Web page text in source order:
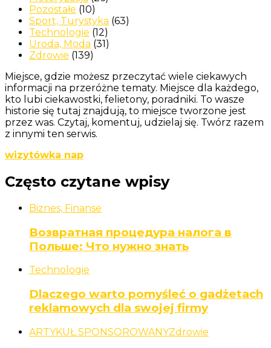
Pozostałe (10)
Sport, Turystyka (63)
Technologie (12)
Uroda, Moda (31)
Zdrowie (139)
Miejsce, gdzie możesz przeczytać wiele ciekawych
informacji na przeróżne tematy. Miejsce dla każdego,
kto lubi ciekawostki, felietony, poradniki. To wasze
historie się tutaj znajdują, to miejsce tworzone jest
przez was. Czytaj, komentuj, udzielaj się. Twórz razem
z innymi ten serwis.
wizytówka nap
Często czytane wpisy
Biznes, Finanse
Возвратная процедура налога в
Польше: Что нужно знать
Technologie
Dlaczego warto pomyśleć o gadżetach
reklamowych dla swojej firmy
ARTYKUŁ SPONSOROWANYZdrowie